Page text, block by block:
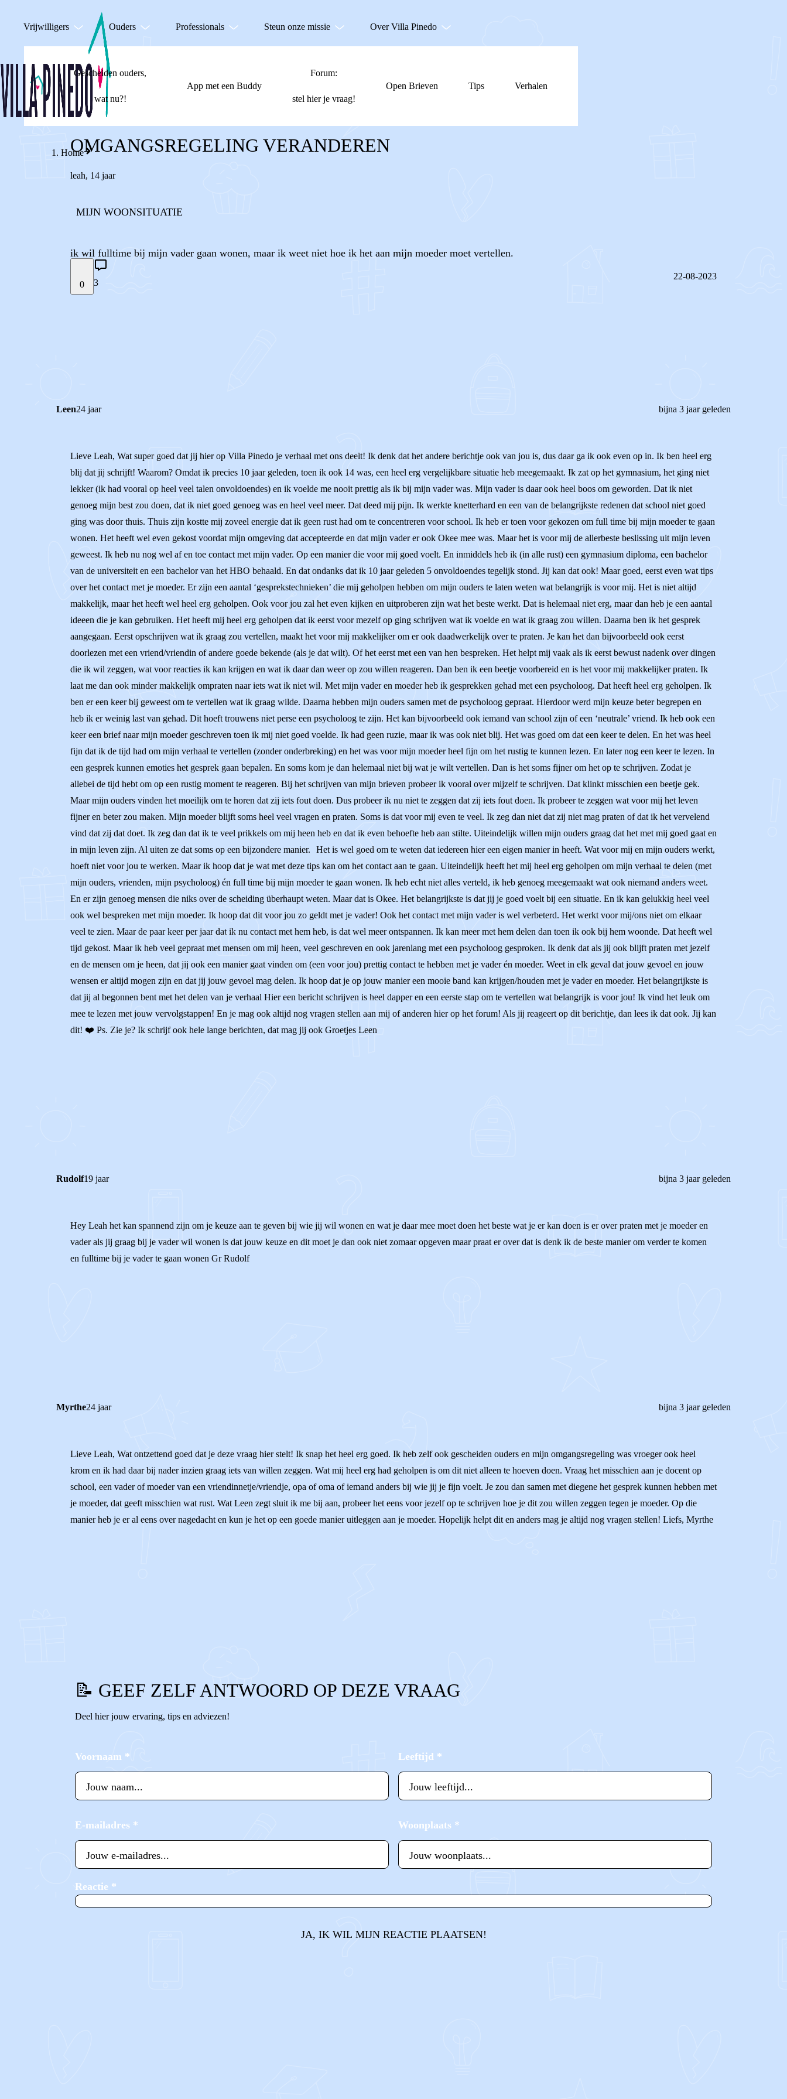
Vrijwilligers Ouders Professionals Steun onze missie Over Villa Pinedo
Gescheiden ouders,
wat nu?!
App met een Buddy
Forum:
stel hier je vraag!
Open Brieven Tips Verhalen
Home
OMGANGSREGELING VERANDEREN
leah, 14 jaar
MIJN WOONSITUATIE
ik wil fulltime bij mijn vader gaan wonen, maar ik weet niet hoe ik het aan mijn moeder moet vertellen.
0 3
22-08-2023
Leen24 jaar bijna 3 jaar geleden
Lieve Leah, Wat super goed dat jij hier op Villa Pinedo je verhaal met ons deelt! Ik denk dat het andere berichtje ook van jou is, dus daar ga ik ook even op in. Ik ben heel erg
blij dat jij schrijft! Waarom? Omdat ik precies 10 jaar geleden, toen ik ook 14 was, een heel erg vergelijkbare situatie heb meegemaakt. Ik zat op het gymnasium, het ging niet
lekker (ik had vooral op heel veel talen onvoldoendes) en ik voelde me nooit prettig als ik bij mijn vader was. Mijn vader is daar ook heel boos om geworden. Dat ik niet
genoeg mijn best zou doen, dat ik niet goed genoeg was en heel veel meer. Dat deed mij pijn. Ik werkte knetterhard en een van de belangrijkste redenen dat school niet goed
ging was door thuis. Thuis zijn kostte mij zoveel energie dat ik geen rust had om te concentreren voor school. Ik heb er toen voor gekozen om full time bij mijn moeder te gaan
wonen. Het heeft wel even gekost voordat mijn omgeving dat accepteerde en dat mijn vader er ook Okee mee was. Maar het is voor mij de allerbeste beslissing uit mijn leven
geweest. Ik heb nu nog wel af en toe contact met mijn vader. Op een manier die voor mij goed voelt. En inmiddels heb ik (in alle rust) een gymnasium diploma, een bachelor
van de universiteit en een bachelor van het HBO behaald. En dat ondanks dat ik 10 jaar geleden 5 onvoldoendes tegelijk stond. Jij kan dat ook! Maar goed, eerst even wat tips
over het contact met je moeder. Er zijn een aantal ‘gesprekstechnieken’ die mij geholpen hebben om mijn ouders te laten weten wat belangrijk is voor mij. Het is niet altijd
makkelijk, maar het heeft wel heel erg geholpen. Ook voor jou zal het even kijken en uitproberen zijn wat het beste werkt. Dat is helemaal niet erg, maar dan heb je een aantal
ideeen die je kan gebruiken. Het heeft mij heel erg geholpen dat ik eerst voor mezelf op ging schrijven wat ik voelde en wat ik graag zou willen. Daarna ben ik het gesprek
aangegaan. Eerst opschrijven wat ik graag zou vertellen, maakt het voor mij makkelijker om er ook daadwerkelijk over te praten. Je kan het dan bijvoorbeeld ook eerst
doorlezen met een vriend/vriendin of andere goede bekende (als je dat wilt). Of het eerst met een van hen bespreken. Het helpt mij vaak als ik eerst bewust nadenk over dingen
die ik wil zeggen, wat voor reacties ik kan krijgen en wat ik daar dan weer op zou willen reageren. Dan ben ik een beetje voorbereid en is het voor mij makkelijker praten. Ik
laat me dan ook minder makkelijk ompraten naar iets wat ik niet wil. Met mijn vader en moeder heb ik gesprekken gehad met een psycholoog. Dat heeft heel erg geholpen. Ik
ben er een keer bij geweest om te vertellen wat ik graag wilde. Daarna hebben mijn ouders samen met de psycholoog gepraat. Hierdoor werd mijn keuze beter begrepen en
heb ik er weinig last van gehad. Dit hoeft trouwens niet perse een psycholoog te zijn. Het kan bijvoorbeeld ook iemand van school zijn of een ‘neutrale’ vriend. Ik heb ook een
keer een brief naar mijn moeder geschreven toen ik mij niet goed voelde. Ik had geen ruzie, maar ik was ook niet blij. Het was goed om dat een keer te delen. En het was heel
fijn dat ik de tijd had om mijn verhaal te vertellen (zonder onderbreking) en het was voor mijn moeder heel fijn om het rustig te kunnen lezen. En later nog een keer te lezen. In
een gesprek kunnen emoties het gesprek gaan bepalen. En soms kom je dan helemaal niet bij wat je wilt vertellen. Dan is het soms fijner om het op te schrijven. Zodat je
allebei de tijd hebt om op een rustig moment te reageren. Bij het schrijven van mijn brieven probeer ik vooral over mijzelf te schrijven. Dat klinkt misschien een beetje gek.
Maar mijn ouders vinden het moeilijk om te horen dat zij iets fout doen. Dus probeer ik nu niet te zeggen dat zij iets fout doen. Ik probeer te zeggen wat voor mij het leven
fijner en beter zou maken. Mijn moeder blijft soms heel veel vragen en praten. Soms is dat voor mij even te veel. Ik zeg dan niet dat zij niet mag praten of dat ik het vervelend
vind dat zij dat doet. Ik zeg dan dat ik te veel prikkels om mij heen heb en dat ik even behoefte heb aan stilte. Uiteindelijk willen mijn ouders graag dat het met mij goed gaat en
in mijn leven zijn. Al uiten ze dat soms op een bijzondere manier. Het is wel goed om te weten dat iedereen hier een eigen manier in heeft. Wat voor mij en mijn ouders werkt,
hoeft niet voor jou te werken. Maar ik hoop dat je wat met deze tips kan om het contact aan te gaan. Uiteindelijk heeft het mij heel erg geholpen om mijn verhaal te delen (met
mijn ouders, vrienden, mijn psycholoog) én full time bij mijn moeder te gaan wonen. Ik heb echt niet alles verteld, ik heb genoeg meegemaakt wat ook niemand anders weet.
En er zijn genoeg mensen die niks over de scheiding überhaupt weten. Maar dat is Okee. Het belangrijkste is dat jij je goed voelt bij een situatie. En ik kan gelukkig heel veel
ook wel bespreken met mijn moeder. Ik hoop dat dit voor jou zo geldt met je vader! Ook het contact met mijn vader is wel verbeterd. Het werkt voor mij/ons niet om elkaar
veel te zien. Maar de paar keer per jaar dat ik nu contact met hem heb, is dat wel meer ontspannen. Ik kan meer met hem delen dan toen ik ook bij hem woonde. Dat heeft wel
tijd gekost. Maar ik heb veel gepraat met mensen om mij heen, veel geschreven en ook jarenlang met een psycholoog gesproken. Ik denk dat als jij ook blijft praten met jezelf
en de mensen om je heen, dat jij ook een manier gaat vinden om (een voor jou) prettig contact te hebben met je vader én moeder. Weet in elk geval dat jouw gevoel en jouw
wensen er altijd mogen zijn en dat jij jouw gevoel mag delen. Ik hoop dat je op jouw manier een mooie band kan krijgen/houden met je vader en moeder. Het belangrijkste is
dat jij al begonnen bent met het delen van je verhaal Hier een bericht schrijven is heel dapper en een eerste stap om te vertellen wat belangrijk is voor jou! Ik vind het leuk om
mee te lezen met jouw vervolgstappen! En je mag ook altijd nog vragen stellen aan mij of anderen hier op het forum! Als jij reageert op dit berichtje, dan lees ik dat ook. Jij kan
dit! ❤️ Ps. Zie je? Ik schrijf ook hele lange berichten, dat mag jij ook Groetjes Leen
Rudolf19 jaar bijna 3 jaar geleden
Hey Leah het kan spannend zijn om je keuze aan te geven bij wie jij wil wonen en wat je daar mee moet doen het beste wat je er kan doen is er over praten met je moeder en
vader als jij graag bij je vader wil wonen is dat jouw keuze en dit moet je dan ook niet zomaar opgeven maar praat er over dat is denk ik de beste manier om verder te komen
en fulltime bij je vader te gaan wonen Gr Rudolf
Myrthe24 jaar bijna 3 jaar geleden
Lieve Leah, Wat ontzettend goed dat je deze vraag hier stelt! Ik snap het heel erg goed. Ik heb zelf ook gescheiden ouders en mijn omgangsregeling was vroeger ook heel
krom en ik had daar bij nader inzien graag iets van willen zeggen. Wat mij heel erg had geholpen is om dit niet alleen te hoeven doen. Vraag het misschien aan je docent op
school, een vader of moeder van een vriendinnetje/vriendje, opa of oma of iemand anders bij wie jij je fijn voelt. Je zou dan samen met diegene het gesprek kunnen hebben met
je moeder, dat geeft misschien wat rust. Wat Leen zegt sluit ik me bij aan, probeer het eens voor jezelf op te schrijven hoe je dit zou willen zeggen tegen je moeder. Op die
manier heb je er al eens over nagedacht en kun je het op een goede manier uitleggen aan je moeder. Hopelijk helpt dit en anders mag je altijd nog vragen stellen! Liefs, Myrthe
📝 GEEF ZELF ANTWOORD OP DEZE VRAAG
Deel hier jouw ervaring, tips en adviezen!
Voornaam * Leeftijd *
E-mailadres * Woonplaats *
Reactie *
JA, IK WIL MIJN REACTIE PLAATSEN!